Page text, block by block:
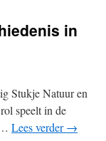
in
Stukje Natuur en
speelt in de
Lees verder→